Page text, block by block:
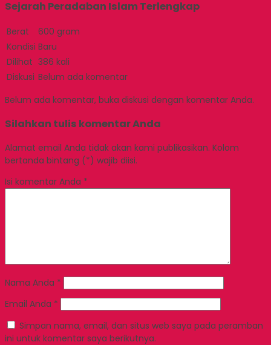
Sejarah Peradaban Islam Terlengkap
Berat
600 gram
Kondisi Baru
Dilihat 386 kali
Diskusi Belum ada komentar
Belum ada komentar, buka diskusi dengan komentar Anda.
Silahkan tulis komentar Anda
Alamat email Anda tidak akan kami publikasikan. Kolom
bertanda bintang (*) wajib diisi.
Isi komentar Anda *
Nama Anda *
Email Anda *
Simpan nama, email, dan situs web saya pada peramban
ini untuk komentar saya berikutnya.